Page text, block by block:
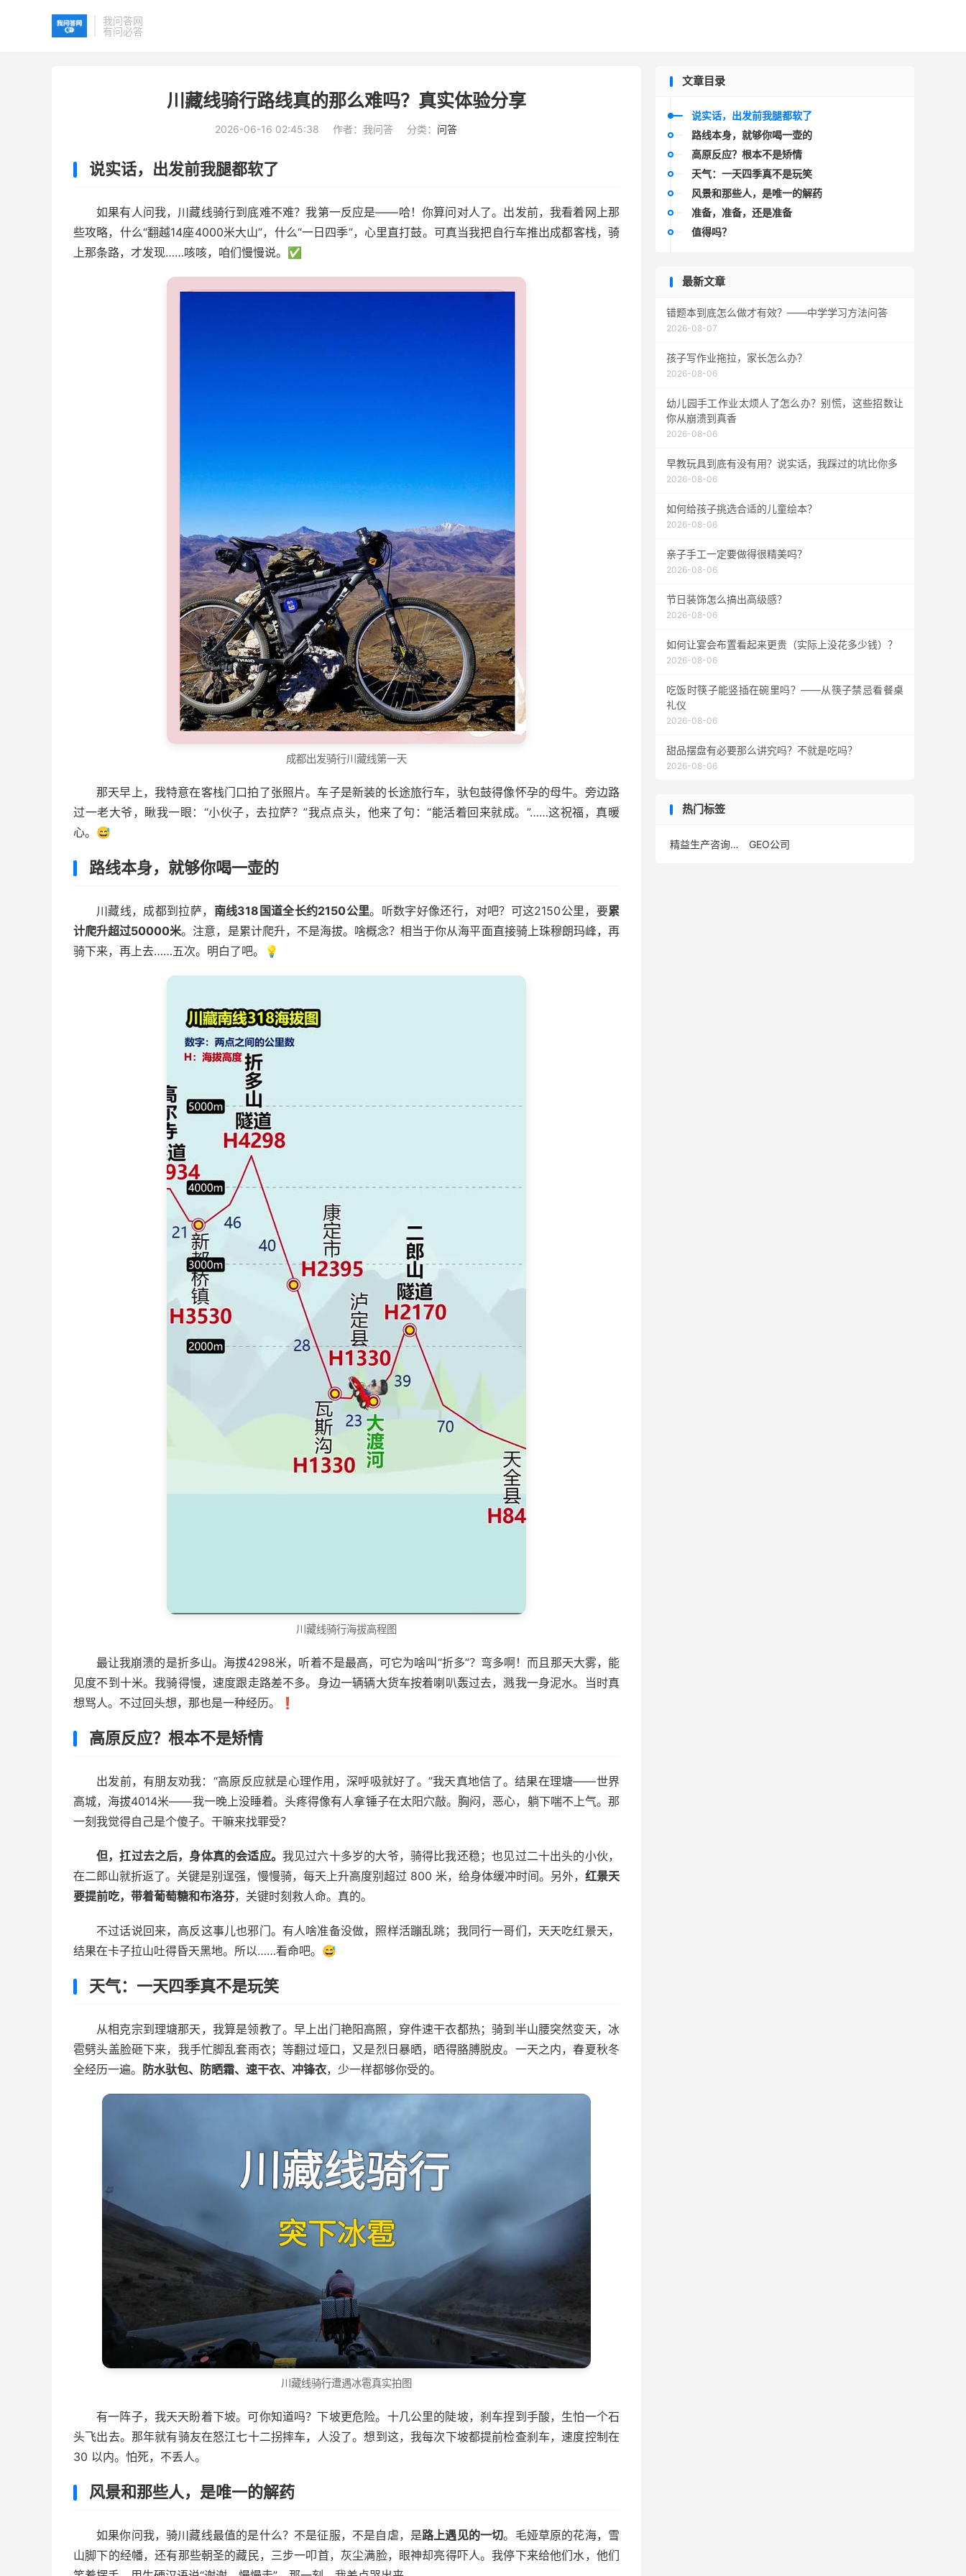
我问答网
有问必答
川藏线骑行路线真的那么难吗？真实体验分享
2026-06-16 02:45:38 作者：我问答 分类： 问答
说实话，出发前我腿都软了
如果有人问我，川藏线骑行到底难不难？我第一反应是——哈！你算问对人了。出发前，我看着网上那
些攻略，什么“翻越14座4000米大山”，什么“一日四季”，心里直打鼓。可真当我把自行车推出成都客栈，骑
上那条路，才发现……咳咳，咱们慢慢说。✅
成都出发骑行川藏线第一天
那天早上，我特意在客栈门口拍了张照片。车子是新装的长途旅行车，驮包鼓得像怀孕的母牛。旁边路
过一老大爷，瞅我一眼：“小伙子，去拉萨？”我点点头，他来了句：“能活着回来就成。”……这祝福，真暖
心。😅
路线本身，就够你喝一壶的
川藏线，成都到拉萨， 南线318国道全长约2150公里。听数字好像还行，对吧？可这2150公里，要累
计爬升超过50000米。注意，是累计爬升，不是海拔。啥概念？相当于你从海平面直接骑上珠穆朗玛峰，再
骑下来，再上去……五次。明白了吧。💡
川藏线骑行海拔高程图
最让我崩溃的是折多山。海拔4298米，听着不是最高，可它为啥叫“折多”？弯多啊！而且那天大雾，能
见度不到十米。我骑得慢，速度跟走路差不多。身边一辆辆大货车按着喇叭轰过去，溅我一身泥水。当时真
想骂人。不过回头想，那也是一种经历。❗
高原反应？根本不是矫情
出发前，有朋友劝我：“高原反应就是心理作用，深呼吸就好了。”我天真地信了。结果在理塘——世界
高城，海拔4014米——我一晚上没睡着。头疼得像有人拿锤子在太阳穴敲。胸闷，恶心，躺下喘不上气。那
一刻我觉得自己是个傻子。干嘛来找罪受？
但，扛过去之后，身体真的会适应。 我见过六十多岁的大爷，骑得比我还稳；也见过二十出头的小伙，
在二郎山就折返了。关键是别逞强，慢慢骑，每天上升高度别超过 800 米，给身体缓冲时间。另外， 红景天
要提前吃，带着葡萄糖和布洛芬，关键时刻救人命。真的。
不过话说回来，高反这事儿也邪门。有人啥准备没做，照样活蹦乱跳；我同行一哥们，天天吃红景天，
结果在卡子拉山吐得昏天黑地。所以……看命吧。😅
天气：一天四季真不是玩笑
从相克宗到理塘那天，我算是领教了。早上出门艳阳高照，穿件速干衣都热；骑到半山腰突然变天，冰
雹劈头盖脸砸下来，我手忙脚乱套雨衣；等翻过垭口，又是烈日暴晒，晒得胳膊脱皮。一天之内，春夏秋冬
全经历一遍。
防水驮包、防晒霜、速干衣、冲锋衣，少一样都够你受的。
川藏线骑行遭遇冰雹真实拍图
有一阵子，我天天盼着下坡。可你知道吗？下坡更危险。十几公里的陡坡，刹车捏到手酸，生怕一个石
头飞出去。那年就有骑友在怒江七十二拐摔车，人没了。想到这，我每次下坡都提前检查刹车，速度控制在
30 以内。怕死，不丢人。
风景和那些人，是唯一的解药
如果你问我，骑川藏线最值的是什么？不是征服，不是自虐，是路上遇见的一切。毛娅草原的花海，雪
山脚下的经幡，还有那些朝圣的藏民，三步一叩首，灰尘满脸，眼神却亮得吓人。我停下来给他们水，他们
文章目录
说实话，出发前我腿都软了
路线本身，就够你喝一壶的
高原反应？根本不是矫情
天气：一天四季真不是玩笑
风景和那些人，是唯一的解药
准备，准备，还是准备
值得吗？
最新文章
错题本到底怎么做才有效？——中学学习方法问答
2026-08-07
孩子写作业拖拉，家长怎么办？
2026-08-06
幼儿园手工作业太烦人了怎么办？别慌，这些招数让
你从崩溃到真香
2026-08-06
早教玩具到底有没有用？说实话，我踩过的坑比你多
2026-08-06
如何给孩子挑选合适的儿童绘本？
2026-08-06
亲子手工一定要做得很精美吗？
2026-08-06
节日装饰怎么搞出高级感？
2026-08-06
如何让宴会布置看起来更贵（实际上没花多少钱）？
2026-08-06
吃饭时筷子能竖插在碗里吗？——从筷子禁忌看餐桌
礼仪
2026-08-06
甜品摆盘有必要那么讲究吗？不就是吃吗？
2026-08-06
热门标签
精益生产咨询公司 GEO公司